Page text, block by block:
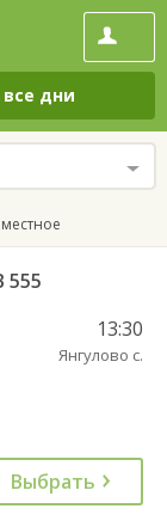
все дни
555
13:30
Янгулово с.
Выбрать